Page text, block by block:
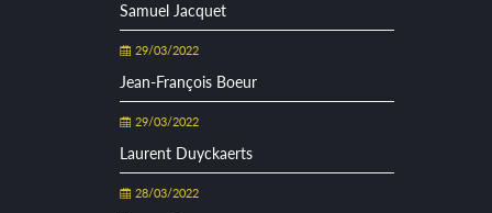
Samuel Jacquet
29/03/2022
Jean-François Boeur
29/03/2022
Laurent Duyckaerts
28/03/2022